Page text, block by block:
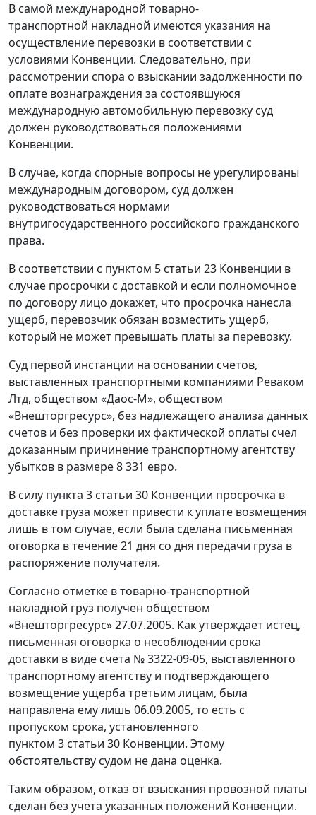
В самой международной товарно-
транспортной накладной имеются указания на
осуществление перевозки в соответствии с
условиями Конвенции. Следовательно, при
рассмотрении спора о взыскании задолженности по
оплате вознаграждения за состоявшуюся
международную автомобильную перевозку суд
должен руководствоваться положениями
Конвенции.
В случае, когда спорные вопросы не урегулированы
международным договором, суд должен
руководствоваться нормами
внутригосударственного российского гражданского
права.
В соответствии с пунктом 5 статьи 23 Конвенции в
случае просрочки с доставкой и если полномочное
по договору лицо докажет, что просрочка нанесла
ущерб, перевозчик обязан возместить ущерб,
который не может превышать платы за перевозку.
Суд первой инстанции на основании счетов,
выставленных транспортными компаниями Реваком
Лтд, обществом «Даос-М», обществом
«Внешторгресурс», без надлежащего анализа данных
счетов и без проверки их фактической оплаты счел
доказанным причинение транспортному агентству
убытков в размере 8 331 евро.
В силу пункта 3 статьи 30 Конвенции просрочка в
доставке груза может привести к уплате возмещения
лишь в том случае, если была сделана письменная
оговорка в течение 21 дня со дня передачи груза в
распоряжение получателя.
Согласно отметке в товарно-транспортной
накладной груз получен обществом
«Внешторгресурс» 27.07.2005. Как утверждает истец,
письменная оговорка о несоблюдении срока
доставки в виде счета № 3322-09-05, выставленного
транспортному агентству и подтверждающего
возмещение ущерба третьим лицам, была
направлена ему лишь 06.09.2005, то есть с
пропуском срока, установленного
пунктом 3 статьи 30 Конвенции. Этому
обстоятельству судом не дана оценка.
Таким образом, отказ от взыскания провозной платы
сделан без учета указанных положений Конвенции.